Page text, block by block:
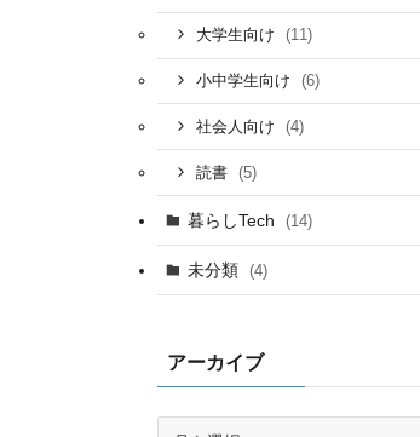
大学生向け (11)
小中学生向け (6)
社会人向け (4)
読書 (5)
暮らしTech (14)
未分類 (4)
アーカイブ